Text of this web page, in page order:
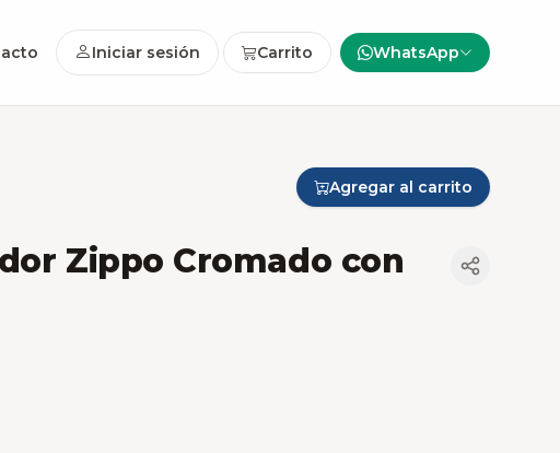
Iniciar sesión Carrito WhatsApp
Agregar al carrito
Zippo Cromado con